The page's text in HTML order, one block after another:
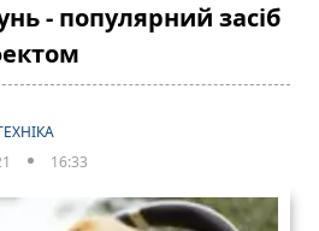
- популярний засіб
16:33